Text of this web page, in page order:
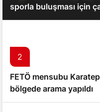
sporla buluşması için
2
FETÖ mensubu
bölgede arama yapıldı